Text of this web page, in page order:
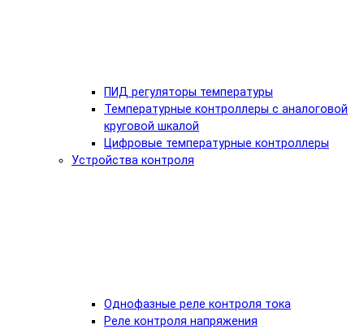
ПИД регуляторы температуры
Температурные контроллеры с аналоговой
круговой шкалой
Цифровые температурные контроллеры
Устройства контроля
Однофазные реле контроля тока
Реле контроля напряжения